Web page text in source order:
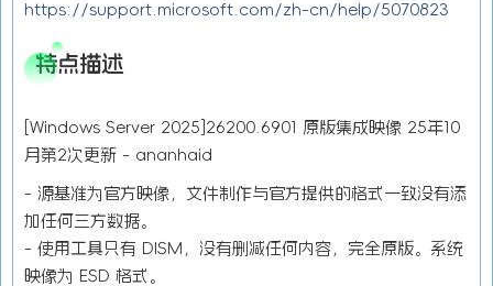
https://support.microsoft.com/zh-cn/help/5070823
特点描述
[Windows Server 2025]26200.6901 原版集成映像 25年10
月第2次更新 - ananhaid
- 源基准为官方映像，文件制作与官方提供的格式一致没有添
加任何三方数据。
- 使用工具只有 DISM，没有删减任何内容，完全原版。系统
映像为 ESD 格式。